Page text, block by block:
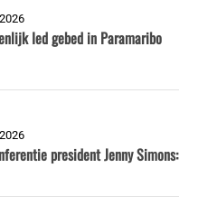
Ied gebed in Paramaribo
president Jenny Simons: